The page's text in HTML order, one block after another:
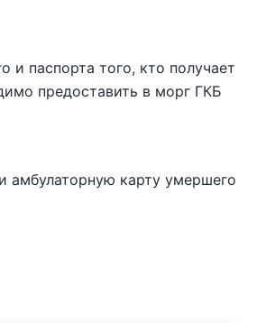
и паспорта того, кто получает
предоставить в морг ГКБ
амбулаторную карту умершего